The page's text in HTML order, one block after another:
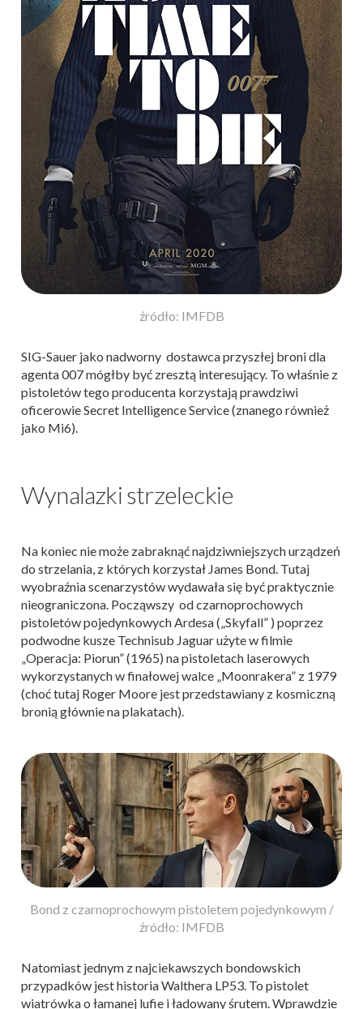
źródło: IMFDB
SIG-Sauer jako nadworny dostawca przyszłej broni dla
agenta 007 mógłby być zresztą interesujący. To właśnie z
pistoletów tego producenta korzystają prawdziwi
oficerowie Secret Intelligence Service (znanego również
jako Mi6).
Wynalazki strzeleckie
Na koniec nie może zabraknąć najdziwniejszych urządzeń
do strzelania, z których korzystał James Bond. Tutaj
wyobraźnia scenarzystów wydawała się być praktycznie
nieograniczona. Począwszy od czarnoprochowych
pistoletów pojedynkowych Ardesa („Skyfall” ) poprzez
podwodne kusze Technisub Jaguar użyte w filmie
„Operacja: Piorun” (1965) na pistoletach laserowych
wykorzystanych w finałowej walce „Moonrakera” z 1979
(choć tutaj Roger Moore jest przedstawiany z kosmiczną
bronią głównie na plakatach).
Bond z czarnoprochowym pistoletem pojedynkowym /
źródło: IMFDB
Natomiast jednym z najciekawszych bondowskich
przypadków jest historia Walthera LP53. To pistolet
wiatrówka o łamanej lufie i ładowany śrutem. Wprawdzie